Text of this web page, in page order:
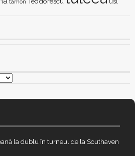
tarhon usl
la dublu în turneul de la Southaven